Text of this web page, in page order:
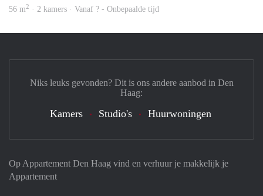
56 m2 · 2 kamers · Vanaf ? - Onbepaalde tijd
Op Appartement Den Haag vind en verhuur je makkelijk je
Appartement
Niks leuks gevonden? Dit is ons andere aanbod in Den
Haag:
Kamers Studio's Huurwoningen